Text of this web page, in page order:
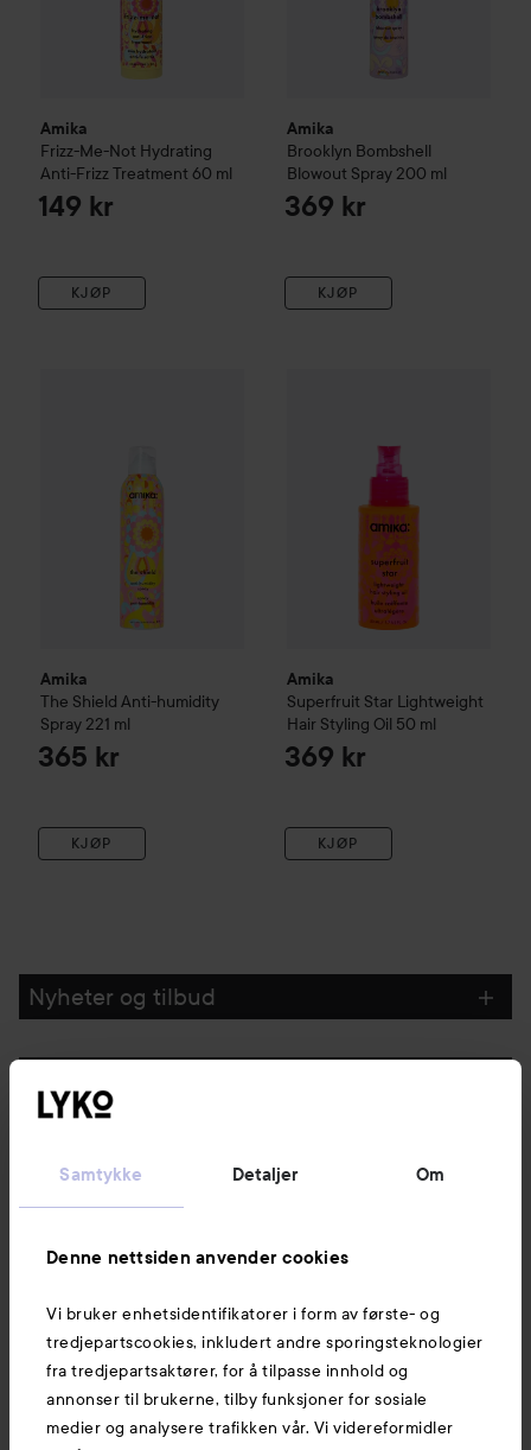
Samtykke Detaljer Om
Denne nettsiden anvender cookies
Vi bruker enhetsidentifikatorer i form av første- og
tredjepartscookies, inkludert andre sporingsteknologier
fra tredjepartsaktører, for å tilpasse innhold og
annonser til brukerne, tilby funksjoner for sosiale
medier og analysere trafikken vår. Vi videreformidler
Amika
Frizz-Me-Not Hydrating
Anti-Frizz Treatment 60 ml
149 kr
KJØP
Amika
Brooklyn Bombshell
Blowout Spray 200 ml
369 kr
KJØP
Amika
The Shield Anti-humidity
Spray 221 ml
365 kr
KJØP
Amika
Superfruit Star Lightweight
Hair Styling Oil 50 ml
369 kr
KJØP
Nyheter og tilbud
Kundeservice
Informasjon
Også av interesse